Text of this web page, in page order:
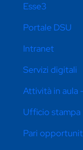
Esse3
Portale DSU
Intranet
Servizi digitali
Attività in aula
Ufficio stampa
Pari